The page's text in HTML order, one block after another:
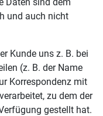
und auch nicht
Kunde uns z. B. bei
(z. B. der Name
Korrespondenz mit
zu dem der
gestellt hat.